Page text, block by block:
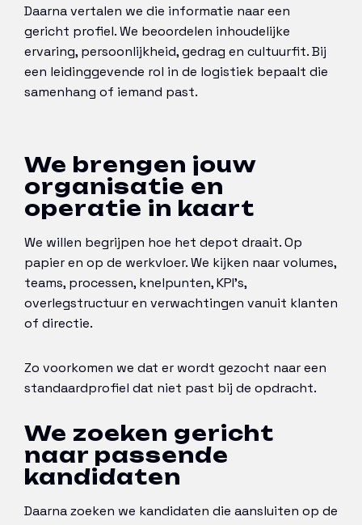
Daarna vertalen we die informatie naar een
gericht profiel. We beoordelen inhoudelijke
ervaring, persoonlijkheid, gedrag en cultuurfit. Bij
een leidinggevende rol in de logistiek bepaalt die
samenhang of iemand past.
We brengen jouw
organisatie en
operatie in kaart
We willen begrijpen hoe het depot draait. Op
papier en op de werkvloer. We kijken naar volumes,
teams, processen, knelpunten, KPI’s,
overlegstructuur en verwachtingen vanuit klanten
of directie.
Zo voorkomen we dat er wordt gezocht naar een
standaardprofiel dat niet past bij de opdracht.
We zoeken gericht
naar passende
kandidaten
Daarna zoeken we kandidaten die aansluiten op de